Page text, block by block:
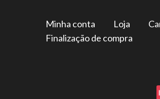
Minha conta Loja
Finalização de compra